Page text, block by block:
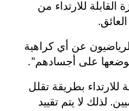
للارتداء من
عن أي كراهية
على أجسادهم".
للارتداء بطريقة تقلل
لذلك لا يتم تقييد